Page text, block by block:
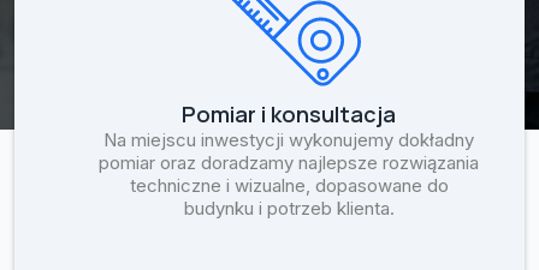
Pomiar i konsultacja
Na miejscu inwestycji wykonujemy dokładny
pomiar oraz doradzamy najlepsze rozwiązania
techniczne i wizualne, dopasowane do
budynku i potrzeb klienta.